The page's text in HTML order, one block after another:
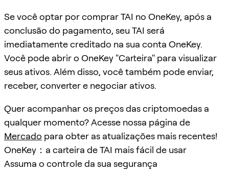
Se você optar por comprar TAI no OneKey, após a
conclusão do pagamento, seu TAI será
imediatamente creditado na sua conta OneKey.
Você pode abrir o OneKey "Carteira" para visualizar
seus ativos. Além disso, você também pode enviar,
receber, converter e negociar ativos.
Quer acompanhar os preços das criptomoedas a
qualquer momento? Acesse nossa página de
Mercado para obter as atualizações mais recentes!
OneKey：a carteira de TAI mais fácil de usar
Assuma o controle da sua segurança